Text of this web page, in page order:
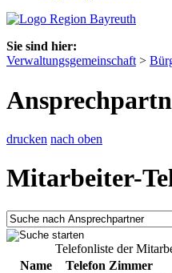
Sie sind hier:
Verwaltungsgemeinschaft >
drucken nach oben
Mitarbeiter-
Telefonliste der
Name
Telefon Zimmer